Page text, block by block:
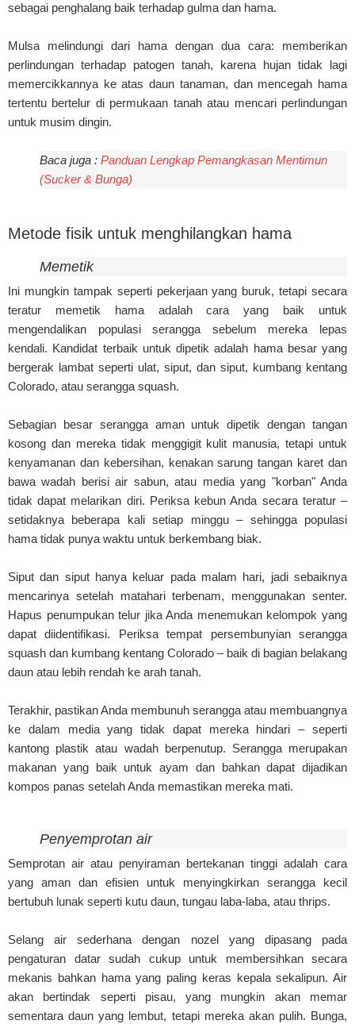
sebagai penghalang baik terhadap gulma dan hama.
Mulsa melindungi dari hama dengan dua cara: memberikan
perlindungan terhadap patogen tanah, karena hujan tidak lagi
memercikkannya ke atas daun tanaman, dan mencegah hama
tertentu bertelur di permukaan tanah atau mencari perlindungan
untuk musim dingin.
Baca juga : Panduan Lengkap Pemangkasan Mentimun
(Sucker & Bunga)
Metode fisik untuk menghilangkan hama
Memetik
Ini mungkin tampak seperti pekerjaan yang buruk, tetapi secara
teratur memetik hama adalah cara yang baik untuk
mengendalikan populasi serangga sebelum mereka lepas
kendali. Kandidat terbaik untuk dipetik adalah hama besar yang
bergerak lambat seperti ulat, siput, dan siput, kumbang kentang
Colorado, atau serangga squash.
Sebagian besar serangga aman untuk dipetik dengan tangan
kosong dan mereka tidak menggigit kulit manusia, tetapi untuk
kenyamanan dan kebersihan, kenakan sarung tangan karet dan
bawa wadah berisi air sabun, atau media yang "korban" Anda
tidak dapat melarikan diri. Periksa kebun Anda secara teratur –
setidaknya beberapa kali setiap minggu – sehingga populasi
hama tidak punya waktu untuk berkembang biak.
Siput dan siput hanya keluar pada malam hari, jadi sebaiknya
mencarinya setelah matahari terbenam, menggunakan senter.
Hapus penumpukan telur jika Anda menemukan kelompok yang
dapat diidentifikasi. Periksa tempat persembunyian serangga
squash dan kumbang kentang Colorado – baik di bagian belakang
daun atau lebih rendah ke arah tanah.
Terakhir, pastikan Anda membunuh serangga atau membuangnya
ke dalam media yang tidak dapat mereka hindari – seperti
kantong plastik atau wadah berpenutup. Serangga merupakan
makanan yang baik untuk ayam dan bahkan dapat dijadikan
kompos panas setelah Anda memastikan mereka mati.
Penyemprotan air
Semprotan air atau penyiraman bertekanan tinggi adalah cara
yang aman dan efisien untuk menyingkirkan serangga kecil
bertubuh lunak seperti kutu daun, tungau laba-laba, atau thrips.
Selang air sederhana dengan nozel yang dipasang pada
pengaturan datar sudah cukup untuk membersihkan secara
mekanis bahkan hama yang paling keras kepala sekalipun. Air
akan bertindak seperti pisau, yang mungkin akan memar
sementara daun yang lembut, tetapi mereka akan pulih. Bunga,